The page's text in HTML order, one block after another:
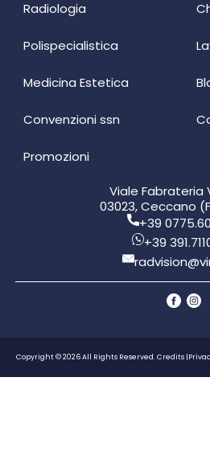
Radiologia
Polispecialistica
Medicina Estetica
Convenzioni ssn
Promozioni
Viale Fabrateria
03023, Ceccano
+39
+39
Copyright © 2026 All Rights Reserved. Credits |